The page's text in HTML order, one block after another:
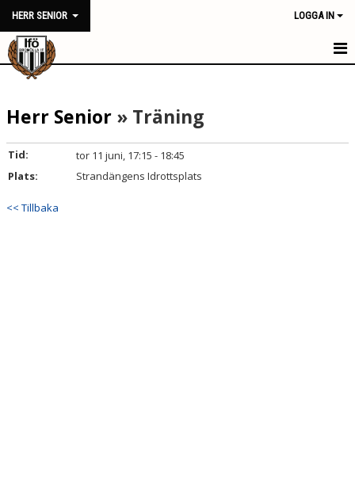
HERR SENIOR LOGGA IN
HERR SENIOR
NYHETER
KALENDER
MATCHER
TRUPPEN
Herr Senior » Träning
Tid:
tor 11 juni, 17:15 - 18:45
Plats:
Strandängens Idrottsplats
<< Tillbaka